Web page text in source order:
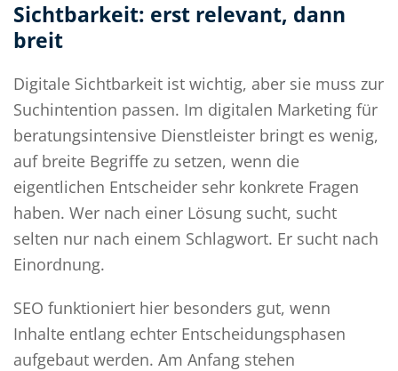
Sichtbarkeit: erst relevant, dann
breit
Digitale Sichtbarkeit ist wichtig, aber sie muss zur
Suchintention passen. Im digitalen Marketing für
beratungsintensive Dienstleister bringt es wenig,
auf breite Begriffe zu setzen, wenn die
eigentlichen Entscheider sehr konkrete Fragen
haben. Wer nach einer Lösung sucht, sucht
selten nur nach einem Schlagwort. Er sucht nach
Einordnung.
SEO funktioniert hier besonders gut, wenn
Inhalte entlang echter Entscheidungsphasen
aufgebaut werden. Am Anfang stehen